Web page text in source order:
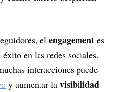
el engagement es
en las redes sociales.
interacciones puede
y aumentar la visibilidad